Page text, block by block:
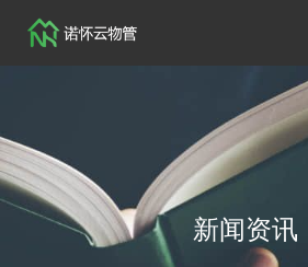
解决方案
医院方案 新闻资讯